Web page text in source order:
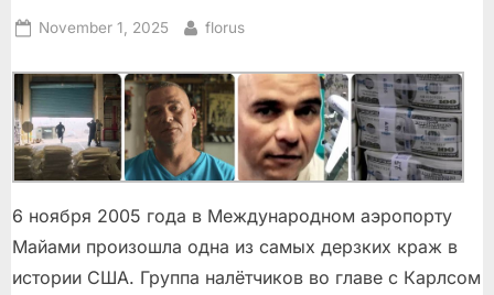
Posted
November 1, 2025 By
florus
6 ноября 2005 года в Международном аэропорту
Майами произошла одна из самых дерзких краж в
истории США. Группа налётчиков во главе с Карлсом